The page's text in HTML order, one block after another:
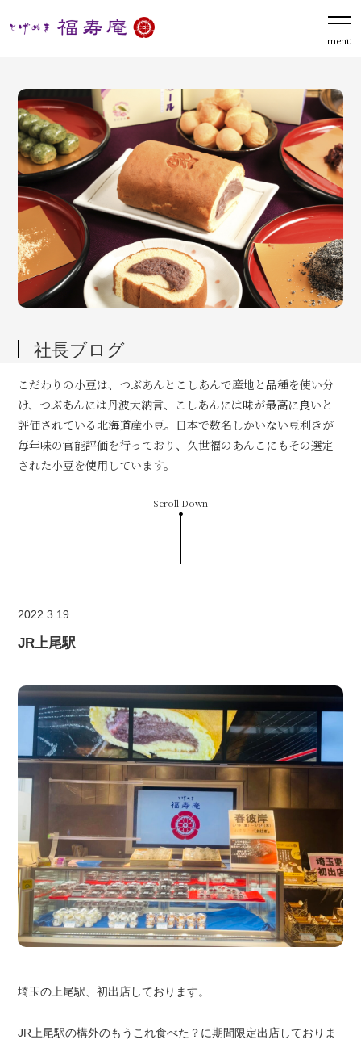
menu
社長ブログ
こだわりの小豆は、つぶあんとこしあんで産地と品種を使い分
け、つぶあんには丹波大納言、こしあんには味が最高に良いと
評価されている北海道産小豆。日本で数名しかいない豆利きが
毎年味の官能評価を行っており、久世福のあんこにもその選定
された小豆を使用しています。
Scroll Down
2022.3.19
JR上尾駅
埼玉の上尾駅、初出店しております。
JR上尾駅の構外のもうこれ食べた？に期間限定出店しておりま